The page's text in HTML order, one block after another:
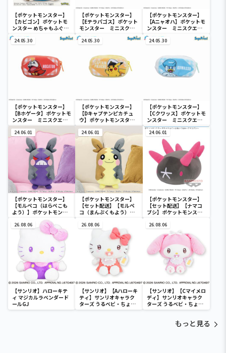
【ポケットモンスター】
【カビゴン】ポケットモ
ンスター めちゃもふぐっ
と ほっこりいやされぬい
ぐるみ～カビゴン～
【ポケットモンスター】
【Eテラパゴス】ポケット
モンスター ミニスクエ
アポーチ
【ポケットモンスター】
【Aニャオハ】ポケットモ
ンスター ミニスクエア
ポーチ
24.05.30
【ポケットモンスター】
【Bホゲータ】ポケットモ
ンスター ミニスクエア
ポーチ
24.05.30
【ポケットモンスター】
【Dキャプテンピカチュ
ウ】ポケットモンスタ
ー ミニスクエアポーチ
24.05.30
【ポケットモンスター】
【Cクワッス】ポケットモ
ンスター ミニスクエア
ポーチ
24.06.01
【ポケットモンスター】
【モルペコ（はらぺこも
よう）】ポケットモンス
ター めちゃもふぐっとぬ
いぐるみ～モルペコ（は
らぺこもよう）～
24.06.01
【ポケットモンスター】
【セット配送】【モルペ
コ（まんぷくもよう）】
ゃもふぐっとぬいぐるみ
～モルペコ（まんぷくも
24.06.01
【ポケットモンスター】
【セット配送】【ナマコ
ブシ】ポケットモンスタ
ぐるみ～ナマコブシ～
26.08.06
【サンリオ】ハローキテ
ィ マジカルラベンダード
ールGJ
26.08.06
【サンリオ】【Aハローキ
ティ】サンリオキャラク
ターズ うるベビ・ちょい
デカドール
26.08.06
【サンリオ】【Cマイメロ
ディ】サンリオキャラク
ターズ うるベビ・ちょい
デカドール
もっと見る